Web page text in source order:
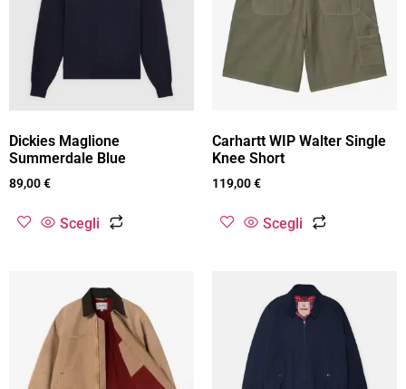
Dickies Maglione
Summerdale Blue
89,00€
Scegli
Carhartt WIP Walter Single
Knee Short
119,00€
Scegli